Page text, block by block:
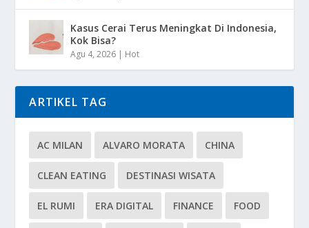
Kasus Cerai Terus Meningkat Di Indonesia,
Kok Bisa?
Agu 4, 2026 | Hot
ARTIKEL TAG
AC MILAN ALVARO MORATA CHINA
CLEAN EATING DESTINASI WISATA
EL RUMI ERA DIGITAL FINANCE FOOD